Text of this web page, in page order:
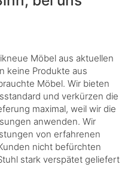
Möbel aus aktuellen
keine Produkte aus
Möbel. Wir bieten
und verkürzen die
maximal, weil wir die
anwenden. Wir
von erfahrenen
nicht befürchten
stark verspätet geliefert